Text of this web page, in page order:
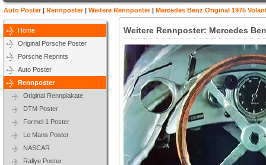
Auto Poster| Rennposter| Weitere Rennposter| Mercedes Benz Original 1975
Home
Original Porsche Poster
Porsche Reprints
Auto Poster
Rennposter
Original Rennplakate
DTM Poster
Formel 1 Poster
Le Mans Poster
NASCAR
Rallye Poster
Weitere Rennposter: Mercedes